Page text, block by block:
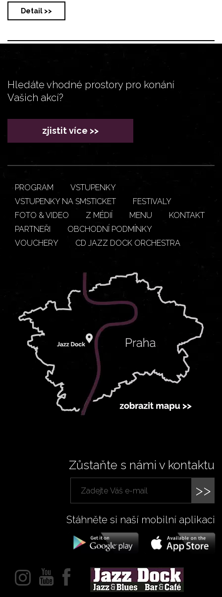
Detail >>
Hledáte vhodné prostory pro konání
Vašich akcí?
zjistit více >>
PROGRAM
VSTUPENKY
VSTUPENKY NA SMSTICKET
FESTIVALY
FOTO & VIDEO
Z MÉDIÍ MENU
KONTAKT
PARTNEŘI
OBCHODNÍ PODMÍNKY
VOUCHERY
CD JAZZ DOCK ORCHESTRA
Zůstaňte s námi v kontaktu
>>
Stáhněte si naší mobilní aplikaci